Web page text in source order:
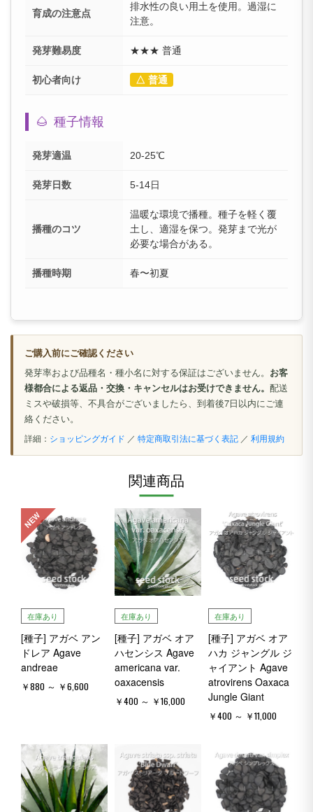
育成の注意点
排水性の良い用土を使用。過湿に
注意。
発芽難易度 ★★★ 普通
初心者向け △ 普通
🌰 種子情報
発芽適温 20-25℃
発芽日数 5-14日
播種のコツ
温暖な環境で播種。種子を軽く覆
土し、適湿を保つ。発芽まで光が
必要な場合がある。
播種時期 春〜初夏
ご購入前にご確認ください
発芽率および品種名・種小名に対する保証はございません。 お客
様都合による返品・交換・キャンセルはお受けできません。 配送
ミスや破損等、不具合がございましたら、到着後7日以内にご連
絡ください。
詳細： ショッピングガイド ／ 特定商取引法に基づく表記 ／ 利用規約
関連商品
NEW
在庫あり
[種子] アガベ アン
ドレア Agave
andreae
￥880 ～ ￥6,600
在庫あり
[種子] アガベ オア
ハセンシス Agave
americana var.
oaxacensis
￥400 ～ ￥16,000
在庫あり
[種子] アガベ オア
ハカ ジャングル ジ
ャイアント Agave
atrovirens Oaxaca
Jungle Giant
￥400 ～ ￥11,000